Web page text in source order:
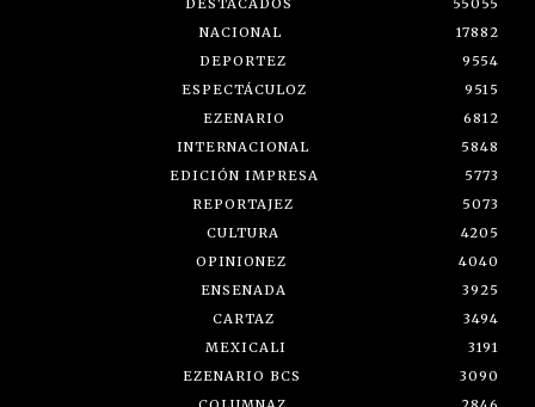
DESTACADOS
55055
NACIONAL
17882
DEPORTEZ
9554
ESPECTÁCULOZ
9515
EZENARIO
6812
INTERNACIONAL
5848
EDICIÓN IMPRESA
5773
REPORTAJEZ
5073
CULTURA
4205
OPINIONEZ
4040
ENSENADA
3925
CARTAZ
3494
MEXICALI
3191
EZENARIO BCS
3090